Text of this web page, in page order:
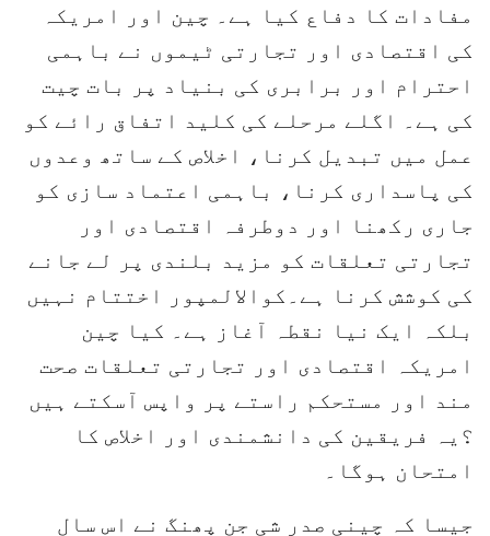
مفادات کا دفاع کیا ہے۔ چین اور امریکہ
کی اقتصادی اور تجارتی ٹیموں نے باہمی
احترام اور برابری کی بنیاد پر بات چیت
کی ہے۔ اگلے مرحلے کی کلید اتفاق رائے کو
عمل میں تبدیل کرنا، اخلاص کے ساتھ وعدوں
کی پاسداری کرنا، باہمی اعتماد سازی کو
جاری رکھنا اور دوطرفہ اقتصادی اور
تجارتی تعلقات کو مزید بلندی پر لے جانے
کی کوشش کرنا ہے۔کوالالمپور اختتام نہیں
بلکہ ایک نیا نقطہ آغاز ہے۔ کیا چین
امریکہ اقتصادی اور تجارتی تعلقات صحت
مند اور مستحکم راستے پر واپس آسکتے ہیں
؟یہ فریقین کی دانشمندی اور اخلاص کا
امتحان ہوگا۔
جیسا کہ چینی صدر شی جن پھنگ نے اس سال